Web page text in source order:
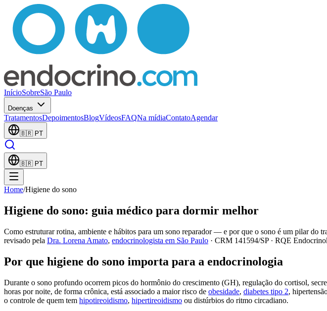
InícioSobreSão Paulo
Doenças
TratamentosDepoimentosBlogVídeosFAQNa mídiaContatoAgendar
🇧🇷 PT
🇧🇷 PT
Home/Higiene do sono
Higiene do sono: guia médico para dormir melhor
Como estruturar rotina, ambiente e hábitos para um sono reparador — e por que o sono é um pilar do
revisado pela Dra. Lorena Amato, endocrinologista em São Paulo · CRM 141594/SP· RQE
Por que higiene do sono importa para a endocrinologia
Durante o sono profundo ocorrem picos do hormônio do crescimento (GH), regulação do cortisol,
horas por noite, de forma crônica, está associado a maior risco de obesidade, diabetes tipo 2,
o controle de quem tem hipotireoidismo, hipertireoidismo ou distúrbios do ritmo circadiano.